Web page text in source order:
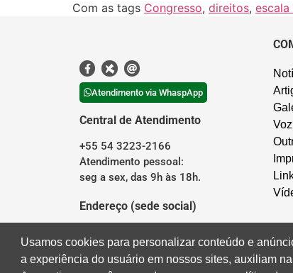
Com as tags Congresso, direitos, escala
Atendimento via WhaspApp
Central de Atendimento
+55 54 3223-2166
Atendimento pessoal:
seg a sex, das 9h às 18h.
Endereço (sede social)
Centro – Caxias do Sul/RS
Usamos cookies para personalizar conteúdo e
a experiência do usuário em nossos sites, auxiliam